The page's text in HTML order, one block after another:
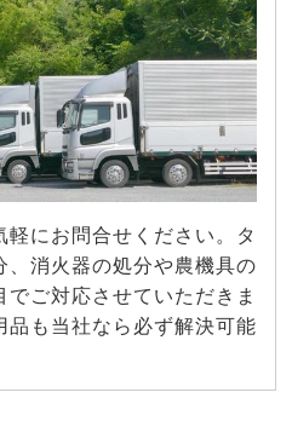
軽にお問合せください。タ
、消火器の処分や農機具の
ご対応させていただきま
品も当社なら必ず解決可能